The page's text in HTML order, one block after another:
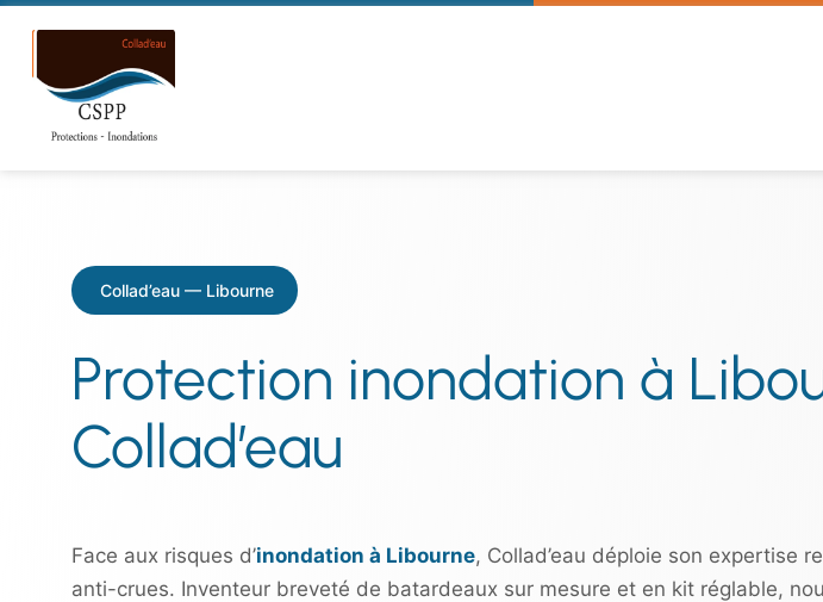
Collad’eau — Libourne
Protection inondation à
Collad’eau
Face aux risques d’inondation à Libourne, Collad’eau déploie son expertise
anti-crues. Inventeur breveté de batardeaux sur mesure et en kit réglable,